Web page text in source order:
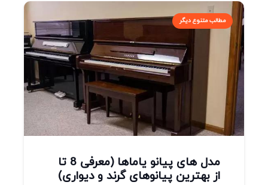
مطالب متنوع دیگر
مدل های پیانو یاماها (معرفی 8 تا
از بهترین پیانوهای گرند و دیواری)